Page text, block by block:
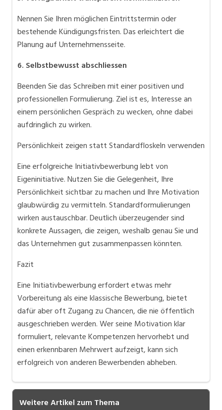
Nennen Sie Ihren möglichen Eintrittstermin oder
bestehende Kündigungsfristen. Das erleichtert die
Planung auf Unternehmensseite.
6. Selbstbewusst abschliessen
Beenden Sie das Schreiben mit einer positiven und
professionellen Formulierung. Ziel ist es, Interesse an
einem persönlichen Gespräch zu wecken, ohne dabei
aufdringlich zu wirken.
Persönlichkeit zeigen statt Standardfloskeln verwenden
Eine erfolgreiche Initiativbewerbung lebt von
Eigeninitiative. Nutzen Sie die Gelegenheit, Ihre
Persönlichkeit sichtbar zu machen und Ihre Motivation
glaubwürdig zu vermitteln. Standardformulierungen
wirken austauschbar. Deutlich überzeugender sind
konkrete Aussagen, die zeigen, weshalb genau Sie und
das Unternehmen gut zusammenpassen könnten.
Fazit
Eine Initiativbewerbung erfordert etwas mehr
Vorbereitung als eine klassische Bewerbung, bietet
dafür aber oft Zugang zu Chancen, die nie öffentlich
ausgeschrieben werden. Wer seine Motivation klar
formuliert, relevante Kompetenzen hervorhebt und
einen erkennbaren Mehrwert aufzeigt, kann sich
erfolgreich von anderen Bewerbenden abheben.
Weitere Artikel zum Thema